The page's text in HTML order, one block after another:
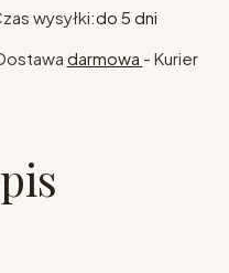
wysyłki:do 5 dni
darmowa - Kurier